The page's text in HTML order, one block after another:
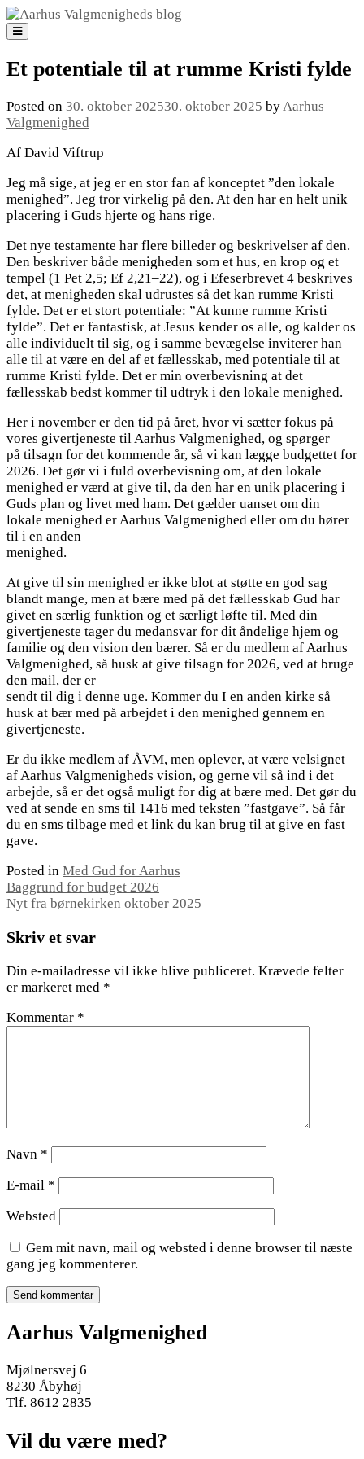
Skip
to
Et potentiale til at rumme Kristi fylde
Posted on 30. oktober 202530. oktober 2025 byAarhus
Valgmenighed
Af David Viftrup
Jeg må sige, at jeg er en stor fan af konceptet ”den lokale
menighed”. Jeg tror virkelig på den. At den har en helt unik
placering i Guds hjerte og hans rige.
Det nye testamente har flere billeder og beskrivelser af den.
Den beskriver både menigheden som et hus, en krop og et
tempel (1 Pet 2,5; Ef 2,21–22), og i Efeserbrevet 4 beskrives
det, at menigheden skal udrustes så det kan rumme Kristi
fylde. Det er et stort potentiale: ”At kunne rumme Kristi
fylde”. Det er fantastisk, at Jesus kender os alle, og kalder os
alle individuelt til sig, og i samme bevægelse inviterer han
alle til at være en del af et fællesskab, med potentiale til at
rumme Kristi fylde. Det er min overbevisning at det
fællesskab bedst kommer til udtryk i den lokale menighed.
Her i november er den tid på året, hvor vi sætter fokus på
vores givertjeneste til Aarhus Valgmenighed, og spørger
på tilsagn for det kommende år, så vi kan lægge budgettet for
2026. Det gør vi i fuld overbevisning om, at den lokale
menighed er værd at give til, da den har en unik placering i
Guds plan og livet med ham. Det gælder uanset om din
lokale menighed er Aarhus Valgmenighed eller om du hører
til i en anden
menighed.
At give til sin menighed er ikke blot at støtte en god sag
blandt mange, men at bære med på det fællesskab Gud har
givet en særlig funktion og et særligt løfte til. Med din
givertjeneste tager du medansvar for dit åndelige hjem og
familie og den vision den bærer. Så er du medlem af Aarhus
Valgmenighed, så husk at give tilsagn for 2026, ved at bruge
den mail, der er
sendt til dig i denne uge. Kommer du I en anden kirke så
husk at bær med på arbejdet i den menighed gennem en
givertjeneste.
Er du ikke medlem af ÅVM, men oplever, at være velsignet
af Aarhus Valgmenigheds vision, og gerne vil så ind i det
arbejde, så er det også muligt for dig at bære med. Det gør du
ved at sende en sms til 1416 med teksten ”fastgave”. Så får
du en sms tilbage med et link du kan brug til at give en fast
gave.
Posted in Med Gud for Aarhus
Indlægsnavigation
Baggrund for budget 2026
Nyt fra børnekirken oktober 2025
Skriv et svar
Din e-mailadresse vil ikke blive publiceret. Krævede felter
er markeret med *
Kommentar *
Navn *
E-mail *
Websted
Gem mit navn, mail og websted i denne browser til næste
gang jeg kommenterer.
Aarhus Valgmenighed
Mjølnersvej 6
8230 Åbyhøj
Tlf. 8612 2835
Vil du være med?